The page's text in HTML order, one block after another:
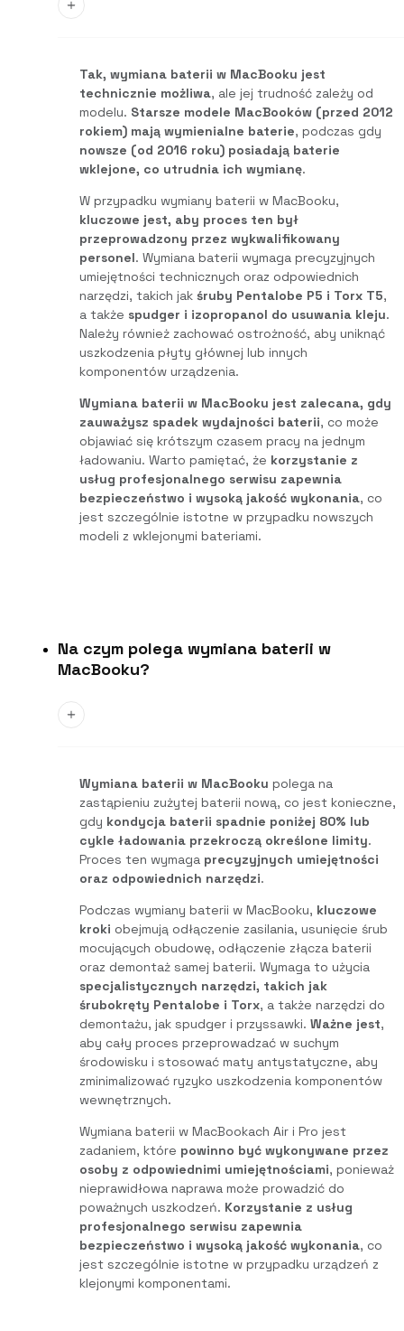
Tak, wymiana baterii w MacBooku jest
technicznie możliwa, ale jej trudność zależy od
modelu. Starsze modele MacBooków (przed 2012
rokiem) mają wymienialne baterie, podczas gdy
nowsze (od 2016 roku) posiadają baterie
wklejone, co utrudnia ich wymianę.
W przypadku wymiany baterii w MacBooku,
kluczowe jest, aby proces ten był
przeprowadzony przez wykwalifikowany
personel. Wymiana baterii wymaga precyzyjnych
umiejętności technicznych oraz odpowiednich
narzędzi, takich jak śruby Pentalobe P5 i Torx T5,
a także spudger i izopropanol do usuwania kleju.
Należy również zachować ostrożność, aby uniknąć
uszkodzenia płyty głównej lub innych
komponentów urządzenia.
Wymiana baterii w MacBooku jest zalecana, gdy
zauważysz spadek wydajności baterii, co może
objawiać się krótszym czasem pracy na jednym
ładowaniu. Warto pamiętać, że korzystanie z
usług profesjonalnego serwisu zapewnia
bezpieczeństwo i wysoką jakość wykonania, co
jest szczególnie istotne w przypadku nowszych
modeli z wklejonymi bateriami.
Na czym polega wymiana baterii w
MacBooku?
Wymiana baterii w MacBooku polega na
zastąpieniu zużytej baterii nową, co jest konieczne,
gdy kondycja baterii spadnie poniżej 80% lub
cykle ładowania przekroczą określone limity.
Proces ten wymaga precyzyjnych umiejętności
oraz odpowiednich narzędzi.
Podczas wymiany baterii w MacBooku, kluczowe
kroki obejmują odłączenie zasilania, usunięcie śrub
mocujących obudowę, odłączenie złącza baterii
oraz demontaż samej baterii. Wymaga to użycia
specjalistycznych narzędzi, takich jak
śrubokręty Pentalobe i Torx, a także narzędzi do
demontażu, jak spudger i przyssawki. Ważne jest,
aby cały proces przeprowadzać w suchym
środowisku i stosować maty antystatyczne, aby
zminimalizować ryzyko uszkodzenia komponentów
wewnętrznych.
Wymiana baterii w MacBookach Air i Pro jest
zadaniem, które powinno być wykonywane przez
osoby z odpowiednimi umiejętnościami, ponieważ
nieprawidłowa naprawa może prowadzić do
poważnych uszkodzeń. Korzystanie z usług
profesjonalnego serwisu zapewnia
bezpieczeństwo i wysoką jakość wykonania, co
jest szczególnie istotne w przypadku urządzeń z
klejonymi komponentami.